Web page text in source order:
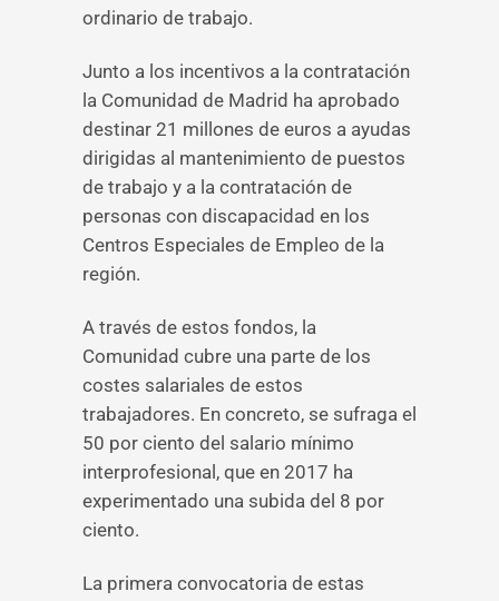
ordinario de trabajo.
Junto a los incentivos a la contratación
la Comunidad de Madrid ha aprobado
destinar 21 millones de euros a ayudas
dirigidas al mantenimiento de puestos
de trabajo y a la contratación de
personas con discapacidad en los
Centros Especiales de Empleo de la
región.
A través de estos fondos, la
Comunidad cubre una parte de los
costes salariales de estos
trabajadores. En concreto, se sufraga el
50 por ciento del salario mínimo
interprofesional, que en 2017 ha
experimentado una subida del 8 por
ciento.
La primera convocatoria de estas